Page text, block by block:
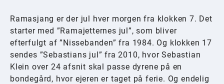
Ramasjang er der jul hver morgen fra klokken 7. Det
starter med ”Ramajetternes jul”, som bliver
efterfulgt af ”Nissebanden” fra 1984. Og klokken 17
sendes ”Sebastians jul” fra 2010, hvor Sebastian
Klein over 24 afsnit skal passe dyrene på en
bondegård, hvor ejeren er taget på ferie. Og endelig